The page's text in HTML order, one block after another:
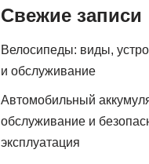
Свежие записи
Велосипеды: виды,
и обслуживание
Автомобильный
обслуживание и
эксплуатация